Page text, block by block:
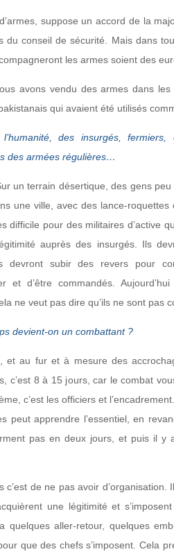
d’armes, suppose un accord de la
du conseil de sécurité. Mais dans
les armes soient des
avons vendu des armes dans les
qui avaient été utilisés
des insurgés,
des armées régulières…
un terrain désertique, des gens
une ville, avec des lance-
difficile pour des militaires d’active
auprès des insurgés. Ils
devront subir des revers pour
et d’être commandés.
ne veut pas dire qu’ils ne sont pas
devient-on un combattant ?
et au fur et à mesure des
c’est 8 à 15 jours, car le combat
c’est les officiers et
peut apprendre l’essentiel, en
pas en deux jours, et puis il y
c’est de ne pas avoir d’organisation.
une légitimité et
quelques aller-retour, quelques
que des chefs s’imposent. Cela